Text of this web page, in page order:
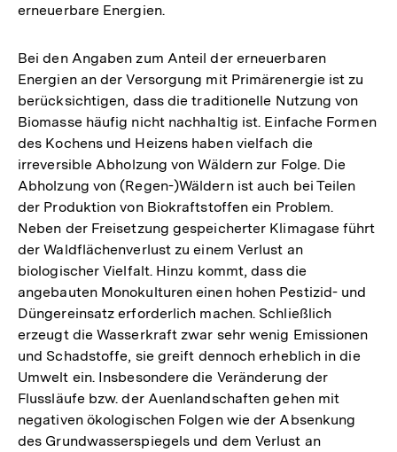
erneuerbare Energien.
Bei den Angaben zum Anteil der erneuerbaren
Energien an der Versorgung mit Primärenergie ist zu
berücksichtigen, dass die traditionelle Nutzung von
Biomasse häufig nicht nachhaltig ist. Einfache Formen
des Kochens und Heizens haben vielfach die
irreversible Abholzung von Wäldern zur Folge. Die
Abholzung von (Regen-)Wäldern ist auch bei Teilen
der Produktion von Biokraftstoffen ein Problem.
Neben der Freisetzung gespeicherter Klimagase führt
der Waldflächenverlust zu einem Verlust an
biologischer Vielfalt. Hinzu kommt, dass die
angebauten Monokulturen einen hohen Pestizid- und
Düngereinsatz erforderlich machen. Schließlich
erzeugt die Wasserkraft zwar sehr wenig Emissionen
und Schadstoffe, sie greift dennoch erheblich in die
Umwelt ein. Insbesondere die Veränderung der
Flussläufe bzw. der Auenlandschaften gehen mit
negativen ökologischen Folgen wie der Absenkung
des Grundwasserspiegels und dem Verlust an